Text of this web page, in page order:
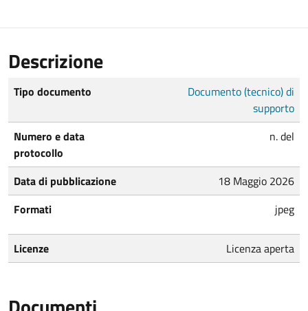
Descrizione
Tipo documento
Documento (tecnico) di
supporto
Numero e data
protocollo
n. del
Data di pubblicazione
18 Maggio 2026
Formati
jpeg
Licenze Licenza aperta